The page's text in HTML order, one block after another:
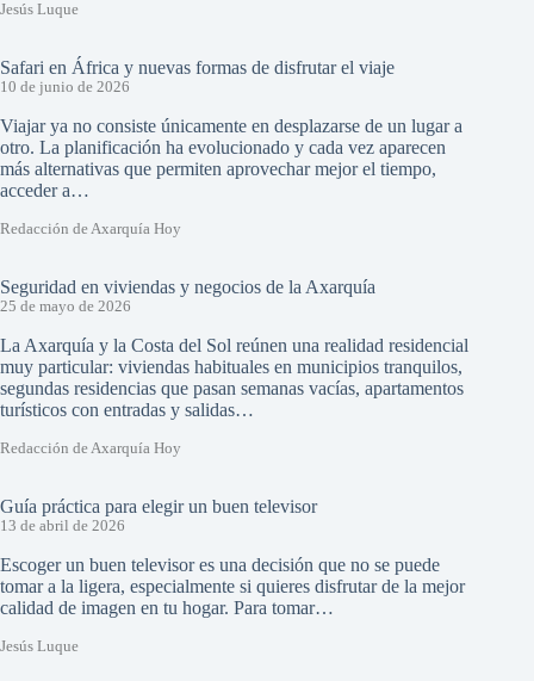
Jesús Luque
Safari en África y nuevas formas de disfrutar el viaje
10 de junio de 2026
Viajar ya no consiste únicamente en desplazarse de un lugar a
otro. La planificación ha evolucionado y cada vez aparecen
más alternativas que permiten aprovechar mejor el tiempo,
acceder a…
Redacción de Axarquía Hoy
Seguridad en viviendas y negocios de la Axarquía
25 de mayo de 2026
La Axarquía y la Costa del Sol reúnen una realidad residencial
muy particular: viviendas habituales en municipios tranquilos,
segundas residencias que pasan semanas vacías, apartamentos
turísticos con entradas y salidas…
Redacción de Axarquía Hoy
Guía práctica para elegir un buen televisor
13 de abril de 2026
Escoger un buen televisor es una decisión que no se puede
tomar a la ligera, especialmente si quieres disfrutar de la mejor
calidad de imagen en tu hogar. Para tomar…
Jesús Luque